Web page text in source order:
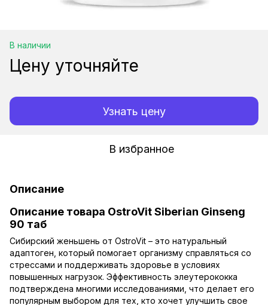
В наличии
Цену уточняйте
Узнать цену
В избранное
Описание
Описание товара OstroVit Siberian Ginseng
90 таб
Сибирский женьшень от OstroVit – это натуральный
адаптоген, который помогает организму справляться со
стрессами и поддерживать здоровье в условиях
повышенных нагрузок. Эффективность элеутерококка
подтверждена многими исследованиями, что делает его
популярным выбором для тех, кто хочет улучшить свое